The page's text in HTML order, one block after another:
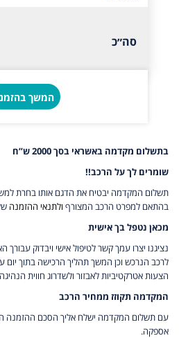
סה״כ
המשך
בתשלום מקדמה באשראי בסך 2000 ש”ח
שומרים לך על הרכב!!
בהתאם למפרט הרכב המצורף ולתנאי ההזמנה
מכאן נטפל בך אישית
נציגנו יצרו עמך קשר לטיפול אישי ויבדוק
לרכב הנרכש וכן המשך תהליך הרכישה בתוך
הצעות אטרקטיביות לאבזור ולשדרוג חווית הנהיגה
המקדמה תקוזז ממחיר הרכב
עם תשלום המקדמה ישלח אליך הסכם ההזמנה
אספקה.